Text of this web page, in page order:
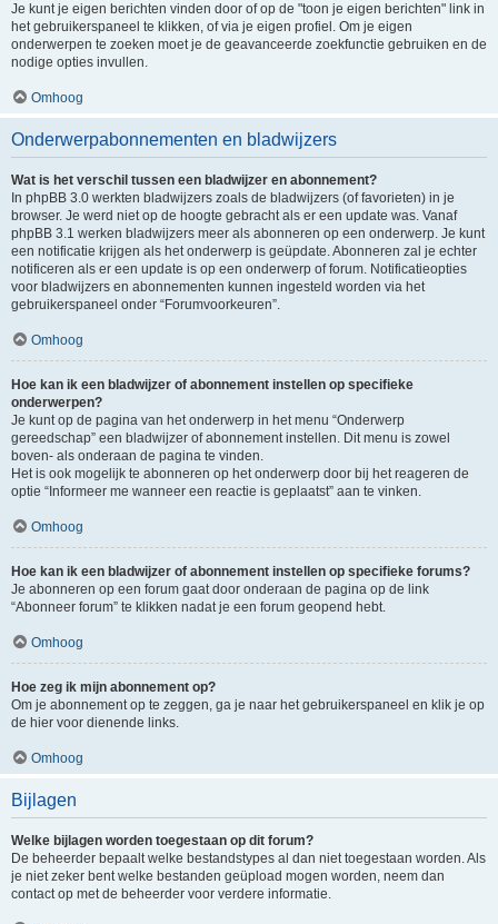
Je kunt je eigen berichten vinden door of op de "toon je eigen berichten" link in
het gebruikerspaneel te klikken, of via je eigen profiel. Om je eigen
onderwerpen te zoeken moet je de geavanceerde zoekfunctie gebruiken en de
nodige opties invullen.
Omhoog
Onderwerpabonnementen en bladwijzers
Wat is het verschil tussen een bladwijzer en abonnement?
In phpBB 3.0 werkten bladwijzers zoals de bladwijzers (of favorieten) in je
browser. Je werd niet op de hoogte gebracht als er een update was. Vanaf
phpBB 3.1 werken bladwijzers meer als abonneren op een onderwerp. Je kunt
een notificatie krijgen als het onderwerp is geüpdate. Abonneren zal je echter
notificeren als er een update is op een onderwerp of forum. Notificatieopties
voor bladwijzers en abonnementen kunnen ingesteld worden via het
gebruikerspaneel onder “Forumvoorkeuren”.
Omhoog
Hoe kan ik een bladwijzer of abonnement instellen op specifieke
onderwerpen?
Je kunt op de pagina van het onderwerp in het menu “Onderwerp
gereedschap” een bladwijzer of abonnement instellen. Dit menu is zowel
boven- als onderaan de pagina te vinden.
Het is ook mogelijk te abonneren op het onderwerp door bij het reageren de
optie “Informeer me wanneer een reactie is geplaatst” aan te vinken.
Omhoog
Hoe kan ik een bladwijzer of abonnement instellen op specifieke forums?
Je abonneren op een forum gaat door onderaan de pagina op de link
“Abonneer forum” te klikken nadat je een forum geopend hebt.
Omhoog
Hoe zeg ik mijn abonnement op?
Om je abonnement op te zeggen, ga je naar het gebruikerspaneel en klik je op
de hier voor dienende links.
Omhoog
Bijlagen
Welke bijlagen worden toegestaan op dit forum?
De beheerder bepaalt welke bestandstypes al dan niet toegestaan worden. Als
je niet zeker bent welke bestanden geüpload mogen worden, neem dan
contact op met de beheerder voor verdere informatie.